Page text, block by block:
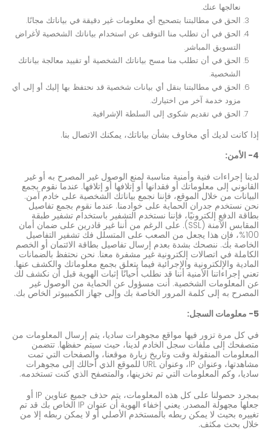
نعالجها عنك.
الحق في مطالبتنا بتصحيح أي معلومات غير دقيقة في بياناتك مجانًا.
الحق في أن تطلب منا التوقف عن استخدام بياناتك الشخصية لأغراض
التسويق المباشر.
الحق في أن تطلب منا مسح بياناتك الشخصية أو تقييد معالجة بياناتك
الشخصية.
الحق في مطالبتنا بنقل أي بيانات شخصية قد نحتفظ بها إليك أو إلى أي
مزود خدمة آخر من اختيارك.
الحق في تقديم شكوى إلى السلطة الإشرافية.
إذا كانت لديك أي مخاوف بشأن بياناتك، يمكنك الاتصال بنا.
4- الأمن:
لدينا إجراءات فنية وأمنية مناسبة لمنع الوصول غير المصرح به أو غير
القانوني إلى معلوماتك أو فقدانها أو إتلافها أو إتلافها. عندما نقوم بجمع
البيانات من خلال الموقع، فإننا نجمع بياناتك الشخصية على خادم آمن.
نحن نستخدم جدران الحماية على خوادمنا. عندما نقوم بجمع تفاصيل
بطاقة الدفع إلكترونيًا، فإننا نستخدم التشفير باستخدام تشفير طبقة
المقابس الآمنة (SSL). على الرغم من أننا غير قادرين على ضمان أمان
100%، فإن هذا يجعل من الصعب على المتسلل فك تشفير التفاصيل
الخاصة بك. ننصحك بشدة بعدم إرسال تفاصيل بطاقة الائتمان أو الخصم
الكاملة في اتصالات إلكترونية غير مشفرة معنا. نحن نحتفظ بالضمانات
المادية والإلكترونية والإجرائية فيما يتعلق بجمع معلوماتك والكشف عنها.
تعني إجراءاتنا الأمنية أننا قد نطلب أحيانًا إثبات الهوية قبل أن نكشف لك
عن المعلومات الشخصية. أنت مسؤول عن الحماية من الوصول غير
المصرح به إلى كلمة المرور الخاصة بك وإلى جهاز الكمبيوتر الخاص بك.
5- معلومات السجل:
في كل مرة تزور فيها مواقع مجوهرات ساديا، يتم إرسال المعلومات من
متصفحك إلى ملفات سجل الخادم لدينا، حيث سيتم حفظها. تتضمن
المعلومات المنقولة وقت وتاريخ زيارة موقعنا، والصفحات التي تمت
مشاهدتها، وعنوان IP، وعنوان URL للموقع الذي أحالك إلى مجوهرات
ساديا، وكم المعلومات التي تم تخزينها، والمتصفح الذي كنت تستخدمه.
بمجرد حصولنا على كل هذه المعلومات، يتم حذف جميع عناوين IP أو
جعلها مجهولة المصدر. يعني إخفاء الهوية أن عنوان IP الخاص بك قد تم
تغييره بحيث لا يمكن ربطه بالمستخدم الأصلي أو لا يمكن ربطه إلا من
خلال بحث مكثف.